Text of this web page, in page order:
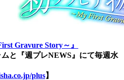
Gravure Story～』
ムと『週プレNEWS』にて毎週水
plus】